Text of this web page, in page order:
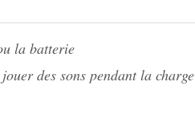
la batterie
des sons pendant la charge